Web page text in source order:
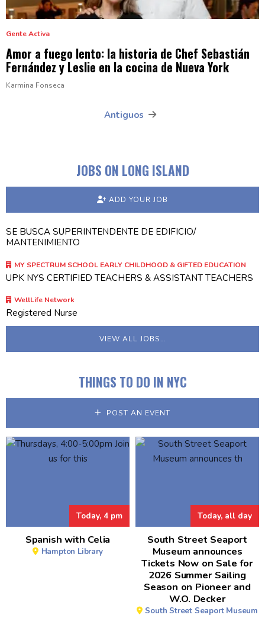
Gente Activa
Amor a fuego lento: la historia de Chef Sebastián
Fernández y Leslie en la cocina de Nueva York
Karmina Fonseca
Antiguos
JOBS ON LONG ISLAND
ADD YOUR JOB
SE BUSCA SUPERINTENDENTE DE EDIFICIO/
MANTENIMIENTO
MY SPECTRUM SCHOOL EARLY CHILDHOOD & GIFTED EDUCATION
UPK NYS CERTIFIED TEACHERS & ASSISTANT TEACHERS
WellLife Network
Registered Nurse
VIEW ALL JOBS…
THINGS TO DO IN NYC
POST AN EVENT
Today, 4 pm
Spanish with Celia
Hampton Library
Today, all day
South Street Seaport
Museum announces
Tickets Now on Sale for
2026 Summer Sailing
Season on Pioneer and
W.O. Decker
South Street Seaport Museum